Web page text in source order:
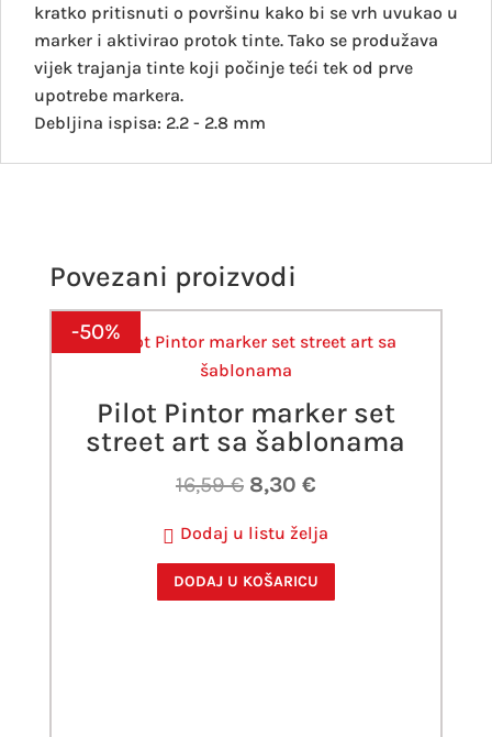
kratko pritisnuti o površinu kako bi se vrh uvukao u
marker i aktivirao protok tinte. Tako se produžava
vijek trajanja tinte koji počinje teći tek od prve
upotrebe markera.
Debljina ispisa: 2.2 - 2.8 mm
Povezani proizvodi
-50%
Pilot Pintor marker set
street art sa šablonama
16,59€ Izvorna
bila
je:
16,59 €.
8,30 €Trenutna
je:
8,30 €.
Dodaj u listu želja
DODAJ U KOŠARICU